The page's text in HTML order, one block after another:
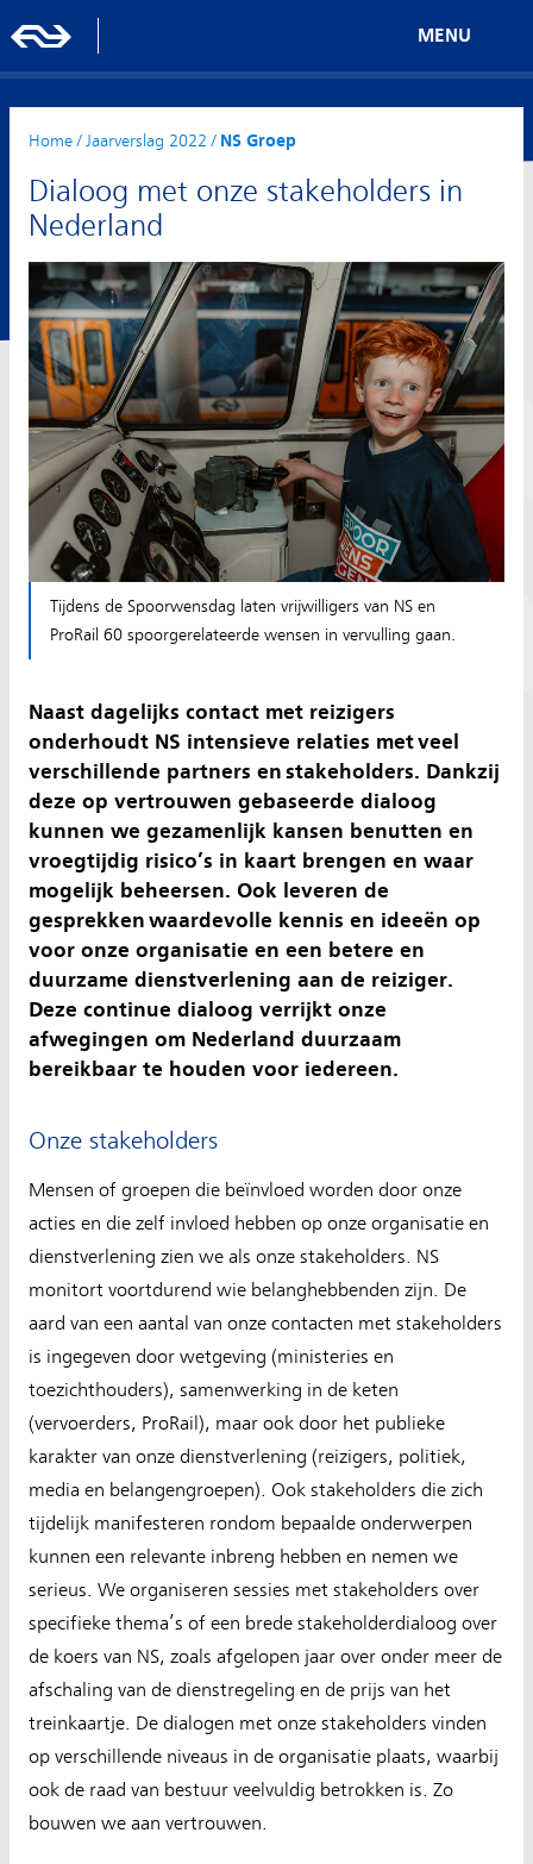
MENU
Home/ Jaarverslag 2022 / NS Groep
Dialoog met onze stakeholders in
Nederland
Tijdens de Spoorwensdag laten vrijwilligers van NS en
ProRail 60 spoorgerelateerde wensen in vervulling gaan.
Naast dagelijks contact met reizigers
onderhoudt NS intensieve relaties met veel
verschillende partners en stakeholders. Dankzij
deze op vertrouwen gebaseerde dialoog
kunnen we gezamenlijk kansen benutten en
vroegtijdig risico’s in kaart brengen en waar
mogelijk beheersen. Ook leveren de
gesprekken waardevolle kennis en ideeën op
voor onze organisatie en een betere en
duurzame dienstverlening aan de reiziger.
Deze continue dialoog verrijkt onze
afwegingen om Nederland duurzaam
bereikbaar te houden voor iedereen.
Onze stakeholders
Mensen of groepen die beïnvloed worden door onze
acties en die zelf invloed hebben op onze organisatie en
dienstverlening zien we als onze stakeholders. NS
monitort voortdurend wie belanghebbenden zijn. De
aard van een aantal van onze contacten met stakeholders
is ingegeven door wetgeving (ministeries en
toezichthouders), samenwerking in de keten
(vervoerders, ProRail), maar ook door het publieke
karakter van onze dienstverlening (reizigers, politiek,
media en belangengroepen). Ook stakeholders die zich
tijdelijk manifesteren rondom bepaalde onderwerpen
kunnen een relevante inbreng hebben en nemen we
serieus. We organiseren sessies met stakeholders over
specifieke thema’s of een brede stakeholderdialoog over
de koers van NS, zoals afgelopen jaar over onder meer de
afschaling van de dienstregeling en de prijs van het
treinkaartje. De dialogen met onze stakeholders vinden
op verschillende niveaus in de organisatie plaats, waarbij
ook de raad van bestuur veelvuldig betrokken is. Zo
bouwen we aan vertrouwen.